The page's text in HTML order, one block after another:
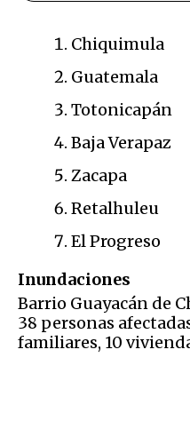
Chiquimula
Guatemala
Totonicapán
Baja Verapaz
Zacapa
Retalhuleu
El Progreso
Inundaciones
Barrio Guayacán de
38 personas
familiares, 10